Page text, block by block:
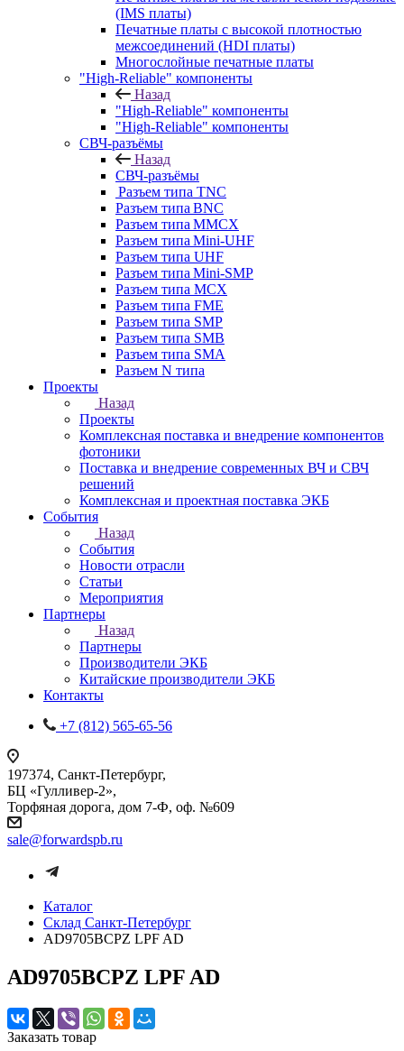
(IMS платы)
Печатные платы с высокой плотностью
межсоединений (HDI платы)
Многослойные печатные платы
"High-Reliable" компоненты
Назад
"High-Reliable" компоненты
"High-Reliable" компоненты
СВЧ-разъёмы
Назад
СВЧ-разъёмы
Разъем типа TNC
Разъем типа BNC
Разъем типа MMCX
Разъем типа Mini-UHF
Разъем типа UHF
Разъем типа Mini-SMP
Разъем типа MCX
Разъем типа FME
Разъем типа SMP
Разъем типа SMB
Разъем типа SMA
Разъем N типа
Проекты
Назад
Проекты
Комплексная поставка и внедрение компонентов
фотоники
Поставка и внедрение современных ВЧ и СВЧ
решений
Комплексная и проектная поставка ЭКБ
События
Назад
События
Новости отрасли
Статьи
Мероприятия
Партнеры
Назад
Партнеры
Производители ЭКБ
Китайские производители ЭКБ
Контакты
+7 (812) 565-65-56
197374, Санкт-Петербург,
БЦ «Гулливер-2»,
Торфяная дорога, дом 7-Ф, оф. №609
sale@forwardspb.ru
Каталог
Cклад Санкт-Петербург
AD9705BCPZ LPF AD
AD9705BCPZ LPF AD
Заказать товар